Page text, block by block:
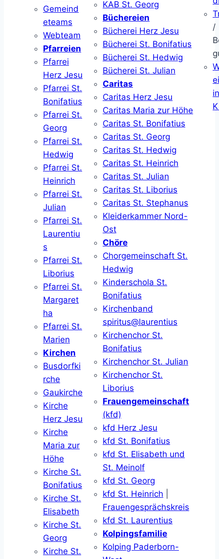
Gemeind
eteams
Webteam
Pfarreien
Pfarrei
Herz Jesu
Pfarrei St.
Bonifatius
Pfarrei St.
Georg
Pfarrei St.
Hedwig
Pfarrei St.
Heinrich
Pfarrei St.
Julian
Pfarrei St.
Laurentiu
s
Pfarrei St.
Liborius
Pfarrei St.
Margaret
ha
Pfarrei St.
Marien
Kirchen
Busdorfki
rche
Gaukirche
Kirche
Herz Jesu
Kirche
Maria zur
Höhe
Kirche St.
Bonifatius
Kirche St.
Elisabeth
Kirche St.
Georg
Kirche St.
KAB St. Georg
Büchereien
Bücherei Herz Jesu
Bücherei St. Bonifatius
Bücherei St. Hedwig
Bücherei St. Julian
Caritas
Caritas Herz Jesu
Caritas Maria zur Höhe
Caritas St. Bonifatius
Caritas St. Georg
Caritas St. Hedwig
Caritas St. Heinrich
Caritas St. Julian
Caritas St. Liborius
Caritas St. Stephanus
Kleiderkammer Nord-
Ost
Chöre
Chorgemeinschaft St.
Hedwig
Kinderschola St.
Bonifatius
Kirchenband
spiritus@laurentius
Kirchenchor St.
Bonifatius
Kirchenchor St. Julian
Kirchenchor St.
Liborius
Frauengemeinschaft
(kfd)
kfd Herz Jesu
kfd St. Bonifatius
kfd St. Elisabeth und
St. Meinolf
kfd St. Georg
kfd St. Heinrich
Frauengesprächskreis
kfd St. Laurentius
Kolpingsfamilie
Kolping Paderborn-
/